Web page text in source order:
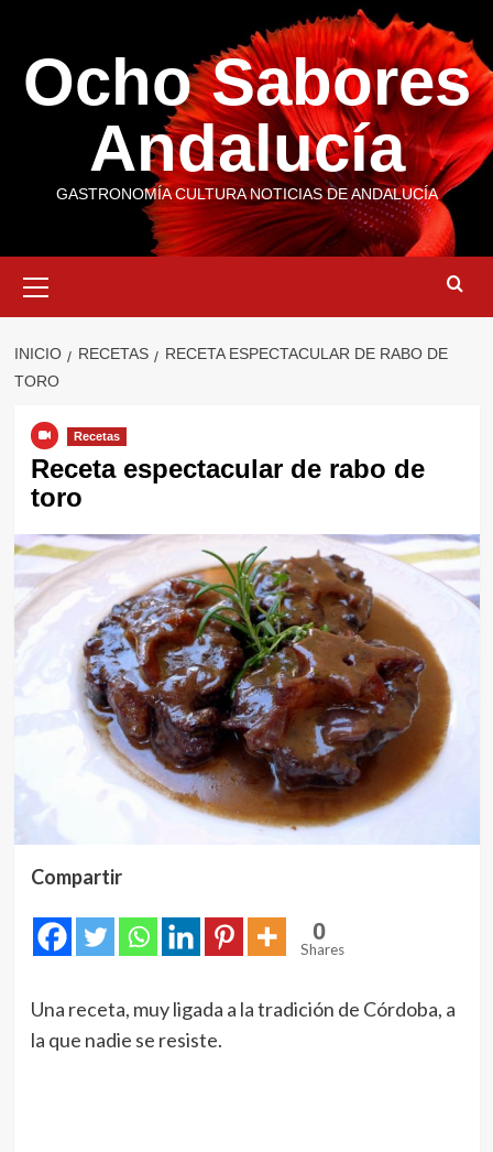
contenido
Ocho Sabores
Andalucía
GASTRONOMÍA CULTURA NOTICIAS DE ANDALUCÍA
primario
INICIO RECETAS
RECETA ESPECTACULAR DE RABO DE
TORO
Recetas
Receta espectacular de rabo de
toro
Compartir
0
Shares
Una receta, muy ligada a la tradición de Córdoba, a
la que nadie se resiste.